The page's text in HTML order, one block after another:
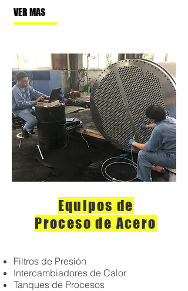
VER MAS
Equipos de
Proceso de Acero
Filtros de Presión
Intercambiadores de Calor
Tanques de Procesos